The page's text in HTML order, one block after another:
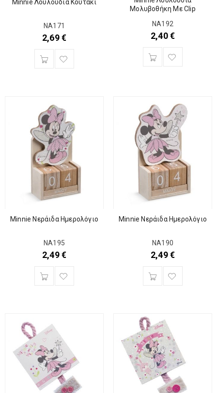
Minnie Λουλούδια Κουτάκι
ΝΑ171
2,69€
Μολυβοθήκη Με Clip
ΝΑ192
2,40€
Minnie Νεράιδα Ημερολόγιο
ΝΑ195
2,49€
Minnie Νεράιδα Ημερολόγιο
ΝΑ190
2,49€